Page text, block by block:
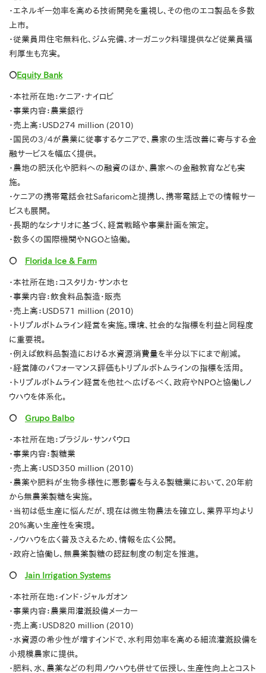
・エネルギー効率を高める技術開発を重視し、その他のエコ製品を多数
上市。
・従業員用住宅無料化、ジム完備、オーガニック料理提供など従業員福
利厚生も充実。
〇 Equity Bank
・本社所在地：ケニア・ナイロビ
・事業内容：農業銀行
・売上高：USD274 million (2010)
・国民の3/4が農業に従事するケニアで、農家の生活改善に寄与する金
融サービスを幅広く提供。
・農地の肥沃化や肥料への融資のほか、農家への金融教育なども実
施。
・ケニアの携帯電話会社Safaricomと提携し、携帯電話上での情報サー
ビスも展開。
・長期的なシナリオに基づく、経営戦略や事業計画を策定。
・数多くの国際機関やNGOと協働。
〇 Florida Ice & Farm
・本社所在地：コスタリカ・サンホセ
・事業内容：飲食料品製造・販売
・売上高：USD571 million (2010)
・トリプルボトムライン経営を実施。環境、社会的な指標を利益と同程度
に重要視。
・例えば飲料品製造における水資源消費量を半分以下にまで削減。
・経営陣のパフォーマンス評価もトリプルボトムラインの指標を活用。
・トリプルボトムライン経営を他社へ広げるべく、政府やNPOと協働しノ
ウハウを体系化。
〇 Grupo Balbo
・本社所在地：ブラジル・サンパウロ
・事業内容：製糖業
・売上高：USD350 million (2010)
・農薬や肥料が生物多様性に悪影響を与える製糖業において、20年前
から無農薬製糖を実施。
・当初は低生産に悩んだが、現在は微生物農法を確立し、業界平均より
20%高い生産性を実現。
・ノウハウを広く普及さえるため、情報を広く公開。
・政府と協働し、無農薬製糖の認証制度の制定を推進。
〇 Jain Irrigation Systems
・本社所在地：インド・ジャルガオン
・事業内容：農業用灌漑設備メーカー
・売上高：USD820 million (2010)
・水資源の希少性が増すインドで、水利用効率を高める細流灌漑設備を
小規模農家に提供。
・肥料、水、農薬などの利用ノウハウも併せて伝授し、生産性向上とコスト